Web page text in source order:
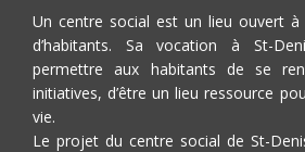
Un centre social est un lieu ouvert à
d’habitants. Sa vocation à St-
permettre aux habitants de se
initiatives, d’être un lieu ressource
vie.
Le projet du centre social de St-